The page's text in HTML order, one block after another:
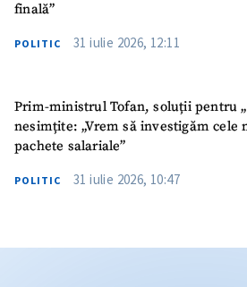
finală”
POLITIC 31 iulie 2026, 12:11
Prim-ministrul Tofan, soluții pentru
nesimțite: „Vrem să investigăm cele
pachete salariale”
POLITIC 31 iulie 2026, 10:47